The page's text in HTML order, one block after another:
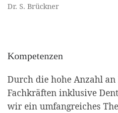
Dr. S. Brückner
Kompetenzen
Durch die hohe Anzahl
Fachkräften inklusive
wir ein umfangreiches